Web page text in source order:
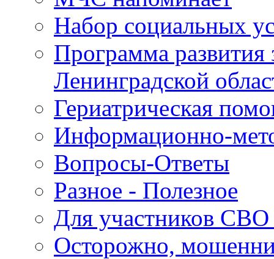
Набор социальных
Программа развития
Ленинградской
Гериатрическая
Информационно-
Вопросы-Ответы
Разное - Полезное
Для участников СВО
Осторожно,